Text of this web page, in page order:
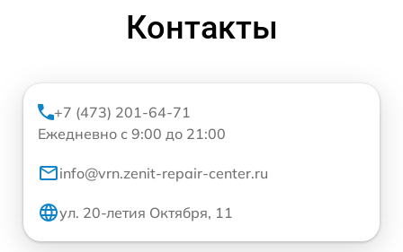
Контакты
+7 (473) 201-64-71
Ежедневно с 9:00 до 21:00
info@vrn.zenit-repair-center.ru
ул. 20-летия Октября, 11